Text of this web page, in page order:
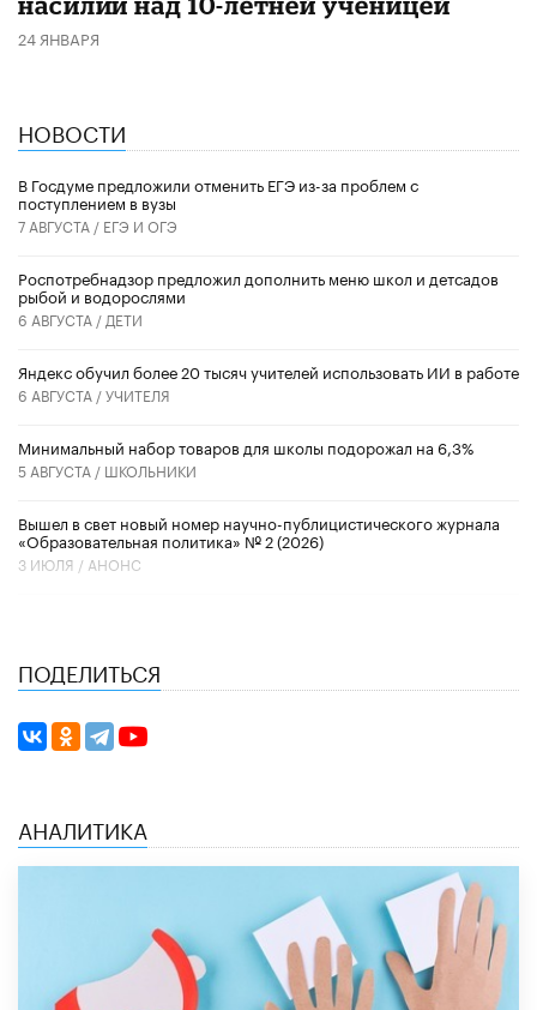
24 ЯНВАРЯ
НОВОСТИ
В Госдуме предложили отменить ЕГЭ из-за проблем с
поступлением в вузы
7 АВГУСТА / ЕГЭ И ОГЭ
Роспотребнадзор предложил дополнить меню школ и детсадов
рыбой и водорослями
6 АВГУСТА / ДЕТИ
​Яндекс обучил более 20 тысяч учителей использовать ИИ в работе
6 АВГУСТА /УЧИТЕЛЯ
Минимальный набор товаров для школы подорожал на 6,3%
5 АВГУСТА / ШКОЛЬНИКИ
Вышел в свет новый номер научно-публицистического журнала
«Образовательная политика» № 2 (2026)
3 ИЮЛЯ / АНОНС
ПОДЕЛИТЬСЯ
АНАЛИТИКА